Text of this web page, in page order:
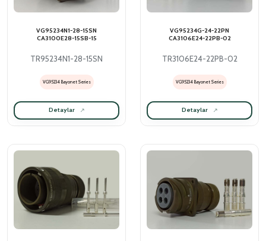
VG95234N1-28-15SN
CA3100E28-15SB-15
TR95234N1-28-15SN
VG95234 Bayonet Series
Detaylar
VG95234G-24-22PN
CA3106E24-22PB-02
TR3106E24-22PB-02
VG95234 Bayonet Series
Detaylar